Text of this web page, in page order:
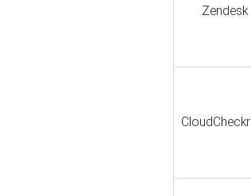
Zendesk
CloudCheckr